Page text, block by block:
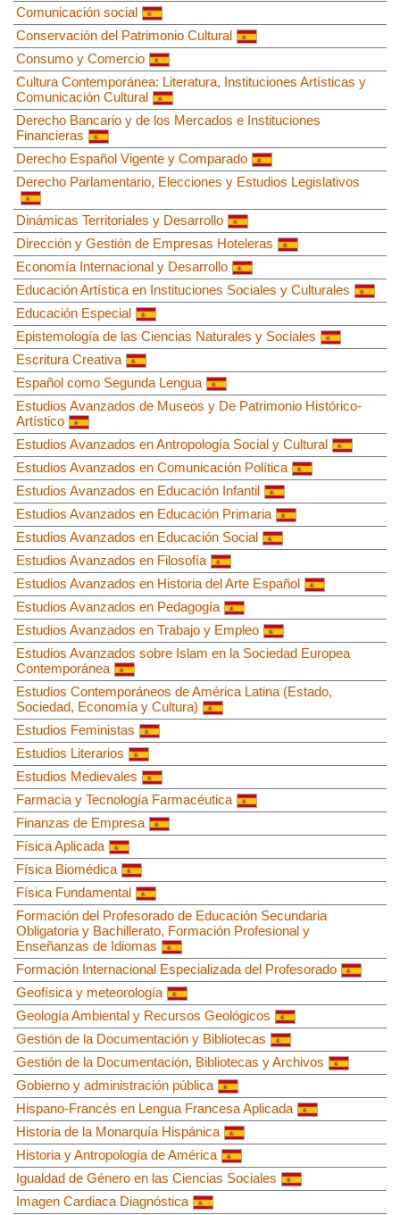
Comunicación social
Conservación del Patrimonio Cultural
Consumo y Comercio
Cultura Contemporánea: Literatura, Instituciones Artísticas y
Comunicación Cultural
Derecho Bancario y de los Mercados e Instituciones
Financieras
Derecho Español Vigente y Comparado
Derecho Parlamentario, Elecciones y Estudios Legislativos
Dinámicas Territoriales y Desarrollo
Dirección y Gestión de Empresas Hoteleras
Economía Internacional y Desarrollo
Educación Artística en Instituciones Sociales y Culturales
Educación Especial
Epistemología de las Ciencias Naturales y Sociales
Escritura Creativa
Español como Segunda Lengua
Estudios Avanzados de Museos y De Patrimonio Histórico-
Artístico
Estudios Avanzados en Antropología Social y Cultural
Estudios Avanzados en Comunicación Política
Estudios Avanzados en Educación Infantil
Estudios Avanzados en Educación Primaria
Estudios Avanzados en Educación Social
Estudios Avanzados en Filosofía
Estudios Avanzados en Historia del Arte Español
Estudios Avanzados en Pedagogía
Estudios Avanzados en Trabajo y Empleo
Estudios Avanzados sobre Islam en la Sociedad Europea
Contemporánea
Estudios Contemporáneos de América Latina (Estado,
Sociedad, Economía y Cultura)
Estudios Feministas
Estudios Literarios
Estudios Medievales
Farmacia y Tecnología Farmacéutica
Finanzas de Empresa
Física Aplicada
Física Biomédica
Física Fundamental
Formación del Profesorado de Educación Secundaria
Obligatoria y Bachillerato, Formación Profesional y
Enseñanzas de Idiomas
Formación Internacional Especializada del Profesorado
Geofísica y meteorología
Geología Ambiental y Recursos Geológicos
Gestión de la Documentación y Bibliotecas
Gestión de la Documentación, Bibliotecas y Archivos
Gobierno y administración pública
Hispano-Francés en Lengua Francesa Aplicada
Historia de la Monarquía Hispánica
Historia y Antropología de América
Igualdad de Género en las Ciencias Sociales
Imagen Cardiaca Diagnóstica